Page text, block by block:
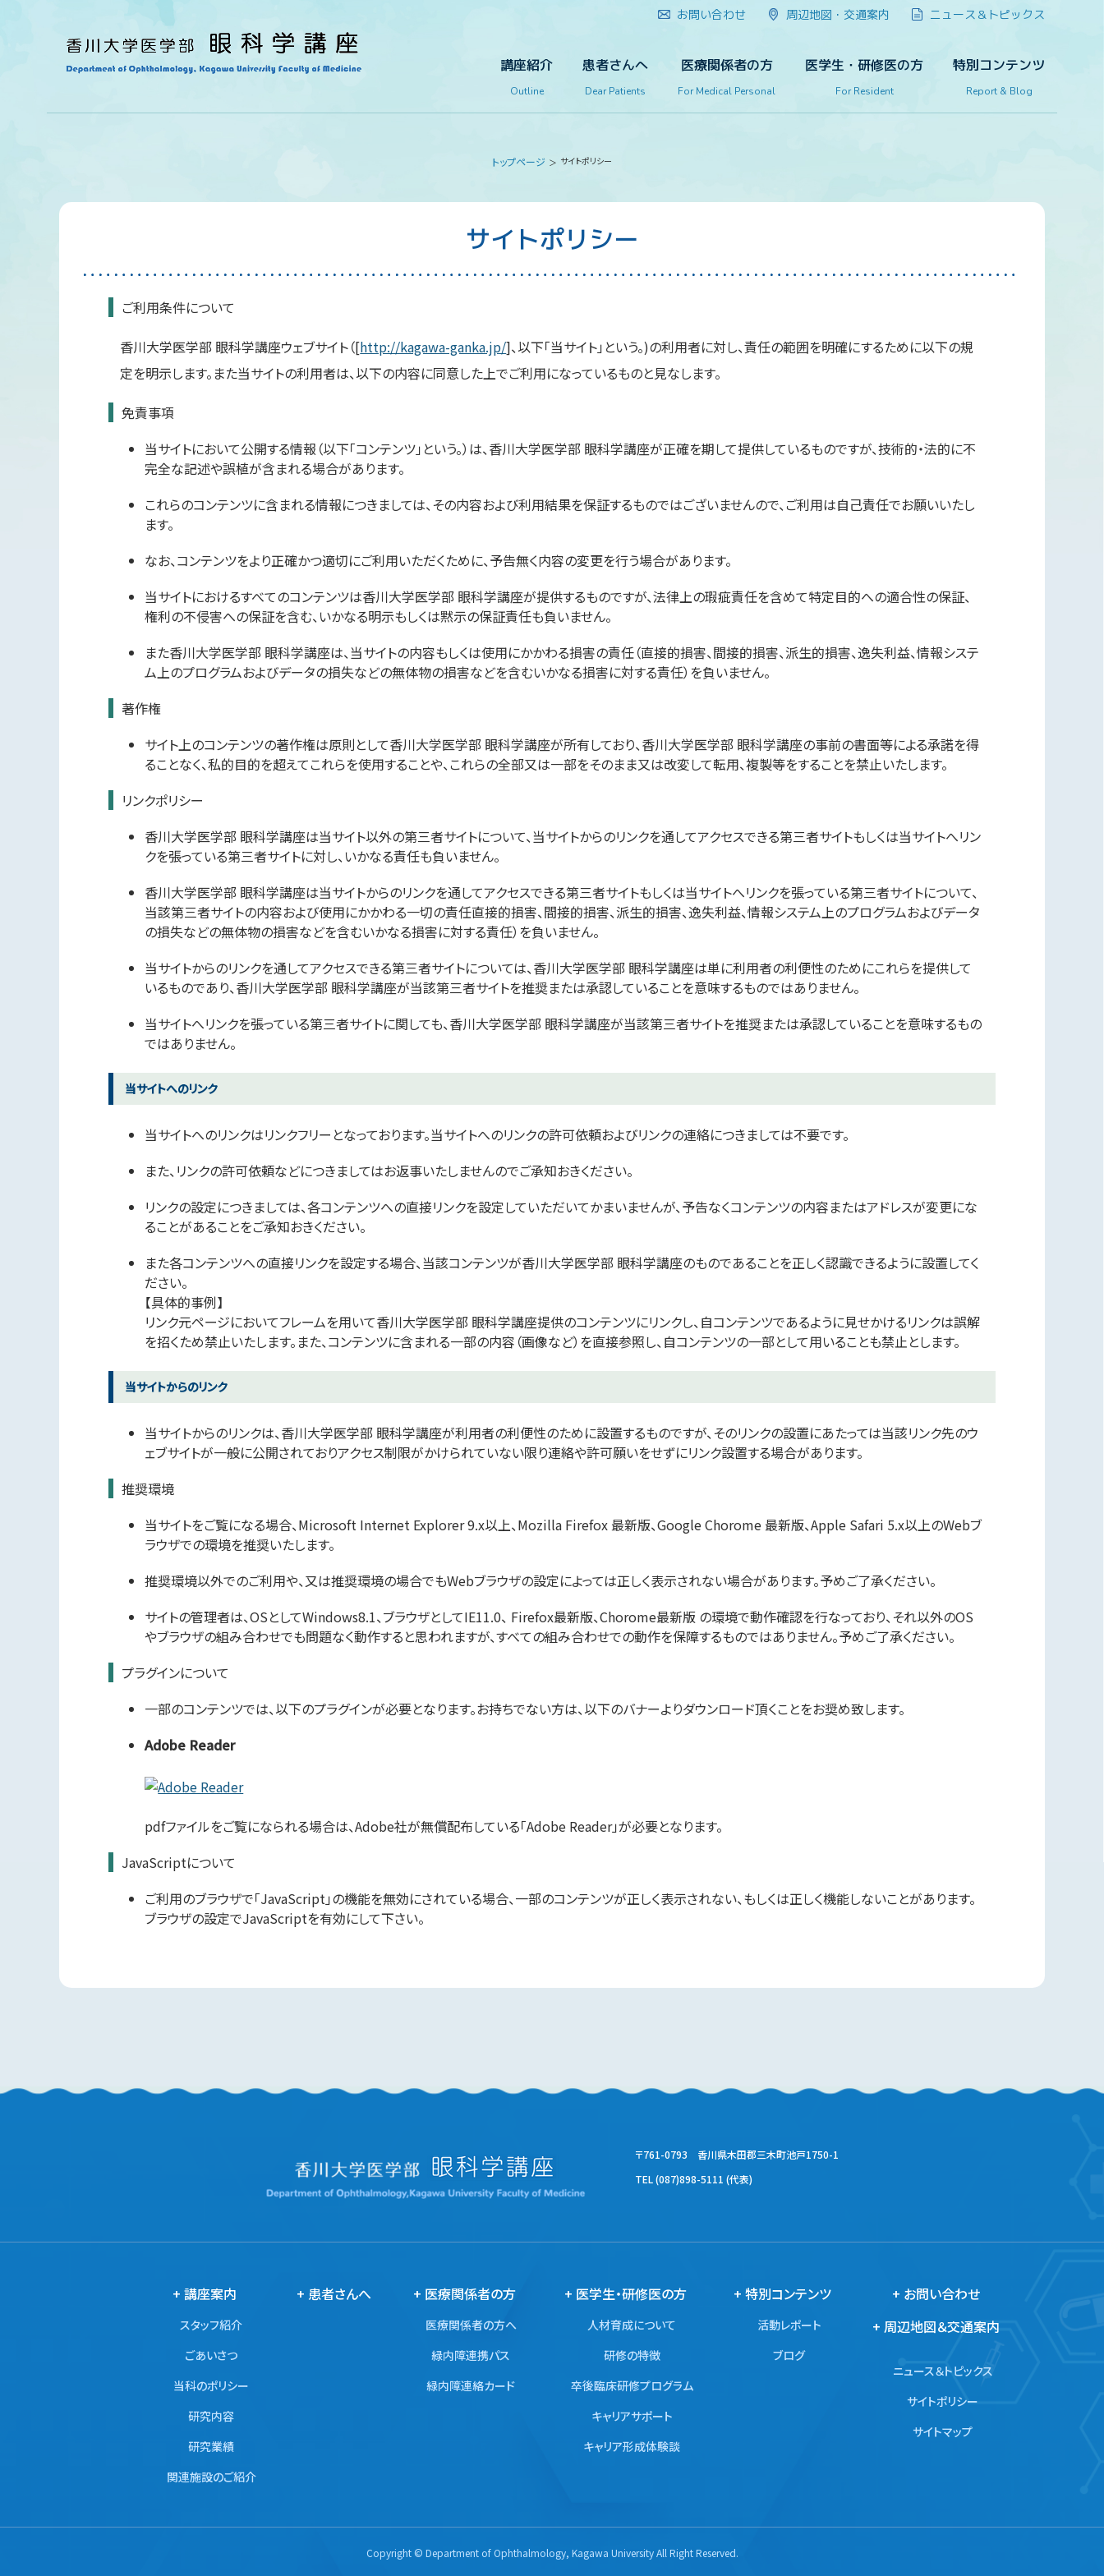
お問い合わせ 周辺地図・交通案内 ニュース＆トピックス
講座紹介
Outline
患者さんへ
Dear Patients
医療関係者の方
For Medical Personal
医学生・研修医の方
For Resident
特別コンテンツ
Report & Blog
トップページ サイトポリシー
サイトポリシー
ご利用条件について
香川大学医学部 眼科学講座ウェブサイト（[http://kagawa-ganka.jp/]、以下「当サイト」という。)の利用者に対し、責任の範囲を明確にするために以下の規
定を明示します。また当サイトの利用者は、以下の内容に同意した上でご利用になっているものと見なします。
免責事項
当サイトにおいて公開する情報（以下「コンテンツ」という。）は、香川大学医学部 眼科学講座が正確を期して提供しているものですが、技術的・法的に不
完全な記述や誤植が含まれる場合があります。
これらのコンテンツに含まれる情報につきましては、その内容および利用結果を保証するものではございませんので、ご利用は自己責任でお願いいたし
ます。
なお、コンテンツをより正確かつ適切にご利用いただくために、予告無く内容の変更を行う場合があります。
当サイトにおけるすべてのコンテンツは香川大学医学部 眼科学講座が提供するものですが、法律上の瑕疵責任を含めて特定目的への適合性の保証、
権利の不侵害への保証を含む、いかなる明示もしくは黙示の保証責任も負いません。
また香川大学医学部 眼科学講座は、当サイトの内容もしくは使用にかかわる損害の責任（直接的損害、間接的損害、派生的損害、逸失利益、情報システ
ム上のプログラムおよびデータの損失などの無体物の損害などを含むいかなる損害に対する責任）を負いません。
著作権
サイト上のコンテンツの著作権は原則として香川大学医学部 眼科学講座が所有しており、香川大学医学部 眼科学講座の事前の書面等による承諾を得
ることなく、私的目的を超えてこれらを使用することや、これらの全部又は一部をそのまま又は改変して転用、複製等をすることを禁止いたします。
リンクポリシー
香川大学医学部 眼科学講座は当サイト以外の第三者サイトについて、当サイトからのリンクを通してアクセスできる第三者サイトもしくは当サイトへリン
クを張っている第三者サイトに対し、いかなる責任も負いません。
香川大学医学部 眼科学講座は当サイトからのリンクを通してアクセスできる第三者サイトもしくは当サイトへリンクを張っている第三者サイトについて、
当該第三者サイトの内容および使用にかかわる一切の責任直接的損害、間接的損害、派生的損害、逸失利益、情報システム上のプログラムおよびデータ
の損失などの無体物の損害などを含むいかなる損害に対する責任）を負いません。
当サイトからのリンクを通してアクセスできる第三者サイトについては、香川大学医学部 眼科学講座は単に利用者の利便性のためにこれらを提供して
いるものであり、香川大学医学部 眼科学講座が当該第三者サイトを推奨または承認していることを意味するものではありません。
当サイトへリンクを張っている第三者サイトに関しても、香川大学医学部 眼科学講座が当該第三者サイトを推奨または承認していることを意味するもの
ではありません。
当サイトへのリンク
当サイトへのリンクはリンクフリーとなっております。当サイトへのリンクの許可依頼およびリンクの連絡につきましては不要です。
また、リンクの許可依頼などにつきましてはお返事いたしませんのでご承知おきください。
リンクの設定につきましては、各コンテンツへの直接リンクを設定していただいてかまいませんが、予告なくコンテンツの内容またはアドレスが変更にな
ることがあることをご承知おきください。
また各コンテンツへの直接リンクを設定する場合、当該コンテンツが香川大学医学部 眼科学講座のものであることを正しく認識できるように設置してく
ださい。
【具体的事例】
リンク元ページにおいてフレームを用いて香川大学医学部 眼科学講座提供のコンテンツにリンクし、自コンテンツであるように見せかけるリンクは誤解
を招くため禁止いたします。また、コンテンツに含まれる一部の内容（画像など）を直接参照し、自コンテンツの一部として用いることも禁止とします。
当サイトからのリンク
当サイトからのリンクは、香川大学医学部 眼科学講座が利用者の利便性のために設置するものですが、そのリンクの設置にあたっては当該リンク先のウ
ェブサイトが一般に公開されておりアクセス制限がかけられていない限り連絡や許可願いをせずにリンク設置する場合があります。
推奨環境
当サイトをご覧になる場合、Microsoft Internet Explorer 9.x以上、Mozilla Firefox 最新版、Google Chorome 最新版、Apple Safari 5.x以上のWebブ
ラウザでの環境を推奨いたします。
推奨環境以外でのご利用や、又は推奨環境の場合でもWebブラウザの設定によっては正しく表示されない場合があります。予めご了承ください。
サイトの管理者は、OSとしてWindows8.1、ブラウザとしてIE11.0、 Firefox最新版、Chorome最新版 の環境で動作確認を行なっており、それ以外のOS
やブラウザの組み合わせでも問題なく動作すると思われますが、すべての組み合わせでの動作を保障するものではありません。予めご了承ください。
プラグインについて
一部のコンテンツでは、以下のプラグインが必要となります。お持ちでない方は、以下のバナーよりダウンロード頂くことをお奨め致します。
Adobe Reader
pdfファイルをご覧になられる場合は、Adobe社が無償配布している「Adobe Reader」が必要となります。
JavaScriptについて
ご利用のブラウザで「JavaScript」の機能を無効にされている場合、一部のコンテンツが正しく表示されない、もしくは正しく機能しないことがあります。
ブラウザの設定でJavaScriptを有効にして下さい。
〒761-0793 香川県木田郡三木町池戸1750-1
TEL (087)898-5111 (代表)
+ 講座案内
スタッフ紹介
ごあいさつ
当科のポリシー
研究内容
研究業績
関連施設のご紹介
+ 患者さんへ + 医療関係者の方
医療関係者の方へ
緑内障連携パス
緑内障連絡カード
+ 医学生・研修医の方
人材育成について
研修の特徴
卒後臨床研修プログラム
キャリアサポート
キャリア形成体験談
+ 特別コンテンツ
活動レポート
ブログ
+ お問い合わせ
+ 周辺地図＆交通案内
ニュース＆トピックス
サイトポリシー
サイトマップ
Copyright © Department of Ophthalmology, Kagawa University All Right Reserved.